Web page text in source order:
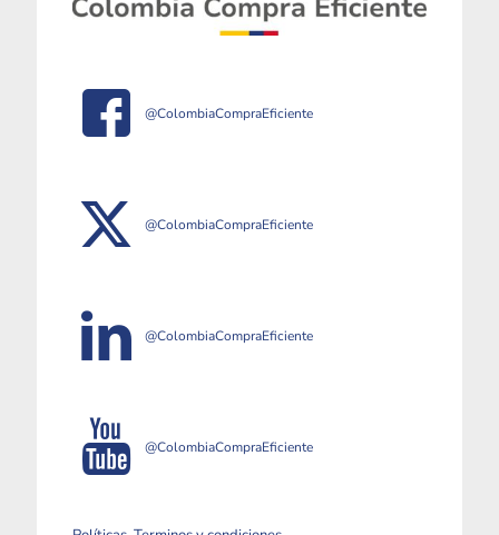
@ColombiaCompraEficiente
@ColombiaCompraEficiente
@ColombiaCompraEficiente
@ColombiaCompraEficiente